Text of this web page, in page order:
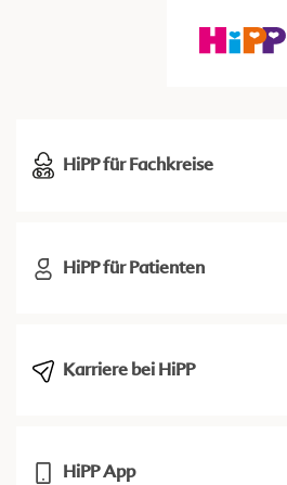
HiPP für Fachkreise
HiPP für Patienten
Karriere bei HiPP
HiPP App